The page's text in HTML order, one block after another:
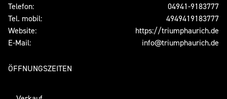
Telefon:
04941-9183777
Tel. mobil:
4949419183777
Website:
https://triumphaurich.de
E-Mail:
info@triumphaurich.de
ÖFFNUNGSZEITEN